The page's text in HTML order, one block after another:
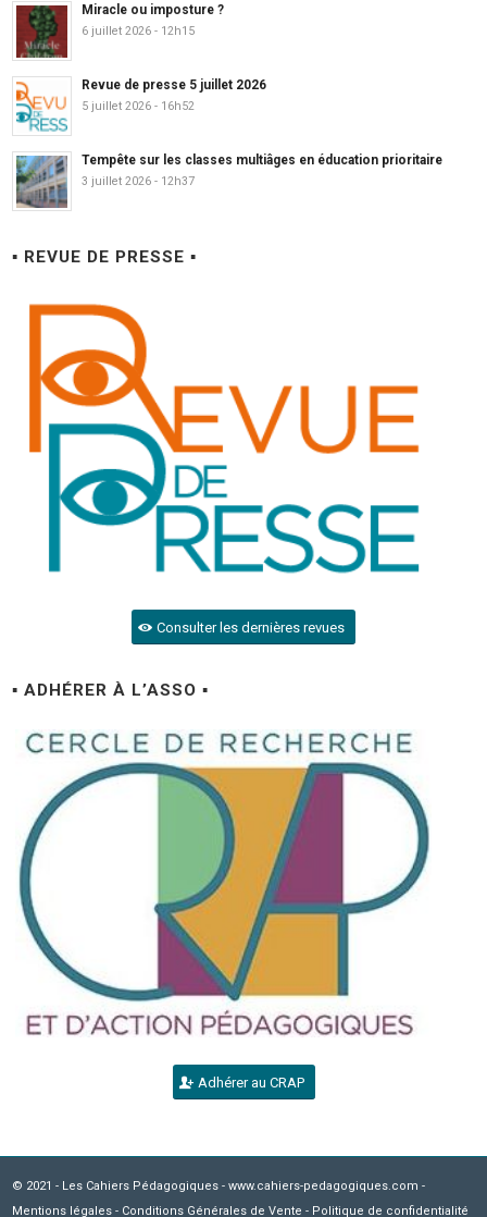
Miracle ou imposture ?
6 juillet 2026 - 12h15
Revue de presse 5 juillet 2026
5 juillet 2026 - 16h52
Tempête sur les classes multiâges en éducation prioritaire
3 juillet 2026 - 12h37
▪ REVUE DE PRESSE ▪
Consulter les dernières revues
▪ ADHÉRER À L’ASSO ▪
Adhérer au CRAP
© 2021 - Les Cahiers Pédagogiques - www.cahiers-pedagogiques.com -
Mentions légales - Conditions Générales de Vente - Politique de confidentialité